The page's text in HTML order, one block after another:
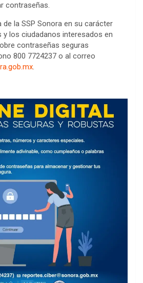
contraseñas.
de la SSP Sonora en su carácter
y los ciudadanos interesados en
contraseñas seguras
800 7724237 o al correo
.